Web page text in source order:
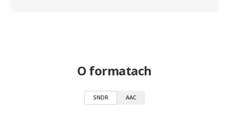
O formatach
SNDR AAC